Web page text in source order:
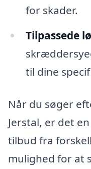
for skader.
Tilpassede
til dine
Når du søger
Jerstal, er det
tilbud fra
mulighed for at